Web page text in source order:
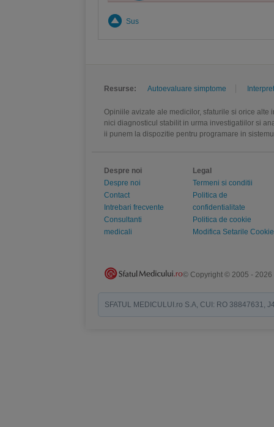
Sus
Resurse: Autoevaluare simptome
Opiniile avizate ale medicilor, sfaturile si orice
nici diagnosticul stabilit in urma investigatiilor si
ii punem la dispozitie pentru programare in
Despre noi
Despre noi
Contact
Intrebari frecvente
Consultanti
medicali
Legal
Termeni si conditii
Politica de
confidentialitate
Politica de cookie
Modifica Setarile Cookie
© Copyright © 2005 - 2026
SFATUL MEDICULUI.ro S.A, CUI: RO 38847631,